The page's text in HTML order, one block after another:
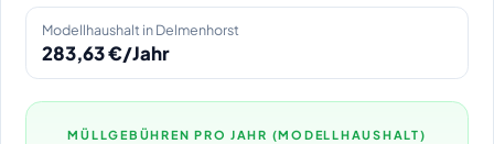
Modellhaushalt in Delmenhorst
283,63 €/Jahr
MÜLLGEBÜHREN PRO JAHR (MODELLHAUSHALT)